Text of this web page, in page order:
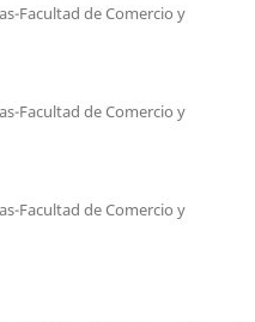
Facultad de Comercio y
Facultad de Comercio y
Facultad de Comercio y